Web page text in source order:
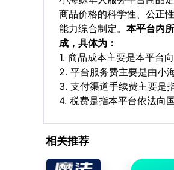
商品价格的科学性、公正
能力综合制定。 本平台内
成，具体为：
1. 商品成本主要是本平台
2. 平台服务费主要是由小
3. 支付渠道手续费主要是
4. 税费是指本平台依法向
相关推荐